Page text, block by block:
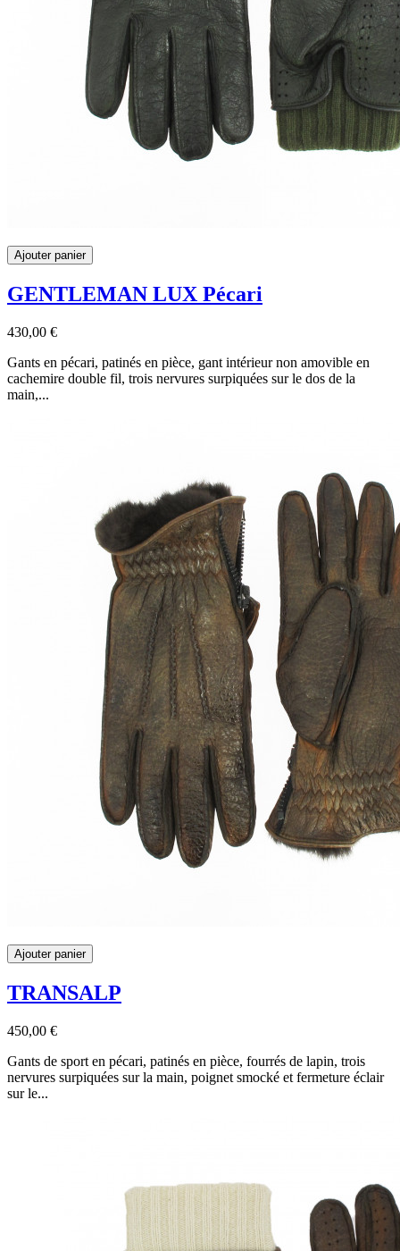
Ajouter panier
GENTLEMAN LUX Pécari
430,00 €
Gants en pécari, patinés en pièce, gant intérieur non amovible en
cachemire double fil, trois nervures surpiquées sur le dos de la
main,...
Ajouter panier
TRANSALP
450,00 €
Gants de sport en pécari, patinés en pièce, fourrés de lapin, trois
nervures surpiquées sur la main, poignet smocké et fermeture éclair
sur le...